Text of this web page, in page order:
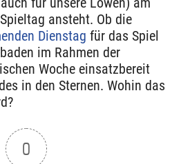
ansteht. Ob die
Dienstag für das Spiel
im Rahmen der
Woche einsatzbereit
in den Sternen. Wohin das
0